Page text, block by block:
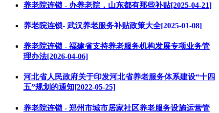
养老院连锁 - 办养老院，山东都有那些补贴[2025-04-21]
养老院连锁- 武汉养老服务补贴政策大全[2025-01-08]
养老院连锁 - 福建省支持养老服务机构发展专项业务管
理办法[2026-04-06]
河北省人民政府关于印发河北省养老服务体系建设“十四
五”规划的通知[2022-05-25]
养老院连锁 - 郑州市城市居家社区养老服务设施运营管